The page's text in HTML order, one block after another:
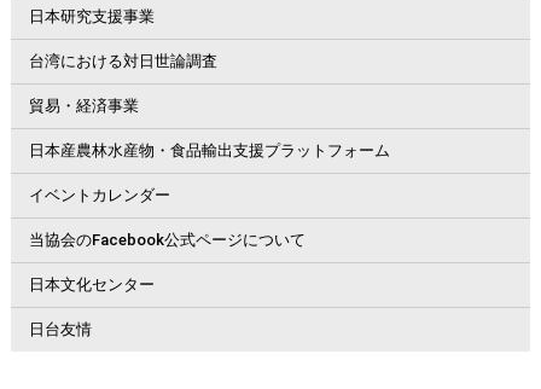
日本研究支援事業
台湾における対日世論調査
貿易・経済事業
日本産農林水産物・食品輸出支援プラットフォーム
イベントカレンダー
当協会のFacebook公式ページについて
日本文化センター
日台友情